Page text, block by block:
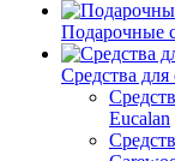
Подарочные
Средства для
Eucalan